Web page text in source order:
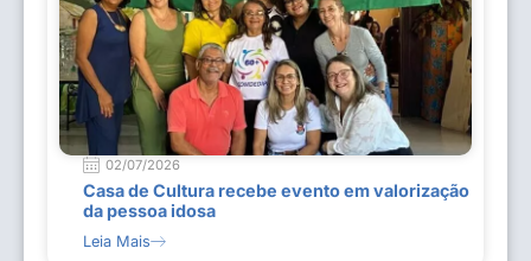
02/07/2026
Casa de Cultura recebe evento em valorização
da pessoa idosa
Leia Mais